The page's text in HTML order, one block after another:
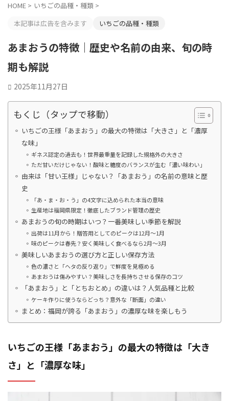
HOME > いちごの品種・種類 >
本記事は広告を含みます
いちごの品種・種類
あまおうの特徴｜歴史や名前の由来、旬の時
期も解説
2025年11月27日
もくじ（タップで移動）
いちごの王様「あまおう」の最大の特徴は「大きさ」と「濃厚
な味」
ギネス認定の過去も！世界最重量を記録した規格外の大きさ
ただ甘いだけじゃない！酸味と糖度のバランスが生む「濃い味わい」
由来は「甘い王様」じゃない？「あまおう」の名前の意味と歴
史
「あ・ま・お・う」の4文字に込められた本当の意味
生産地は福岡県限定！徹底したブランド管理の歴史
あまおうの旬の時期はいつ？一番美味しい季節を解説
出荷は11月から！贈答用としてのピークは12月〜1月
味のピークは春先？安く美味しく食べるなら2月〜3月
美味しいあまおうの選び方と正しい保存方法
色の濃さと「ヘタの反り返り」で鮮度を見極める
あまおうは傷みやすい？美味しさを長持ちさせる保存のコツ
「あまおう」と「とちおとめ」の違いは？人気品種と比較
ケーキ作りに使うならどっち？意外な「断面」の違い
まとめ：福岡が誇る「あまおう」の濃厚な味を楽しもう
いちごの王様「あまおう」の最大の特徴は「大き
さ」と「濃厚な味」